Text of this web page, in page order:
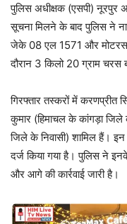
पुलिस अधीक्षक (एसपी) नूरपुर
सूचना मिलने के बाद पुलिस ने
जेके 08 एल 1571 और
दौरान 3 किलो 20 ग्राम चरस
गिरफ्तार तस्करों में
कुमार (हिमाचल के कांगड़ा
जिले के निवासी) शामिल हैं।
दर्ज किया गया है। पुलिस ने
और आगे की कार्रवाई जारी है।